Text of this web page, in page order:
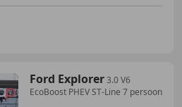
Ford Explorer3.0 V6
EcoBoost PHEV ST-Line 7 persoon